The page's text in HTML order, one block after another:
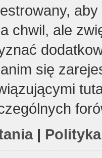
chwil, ale
się
|